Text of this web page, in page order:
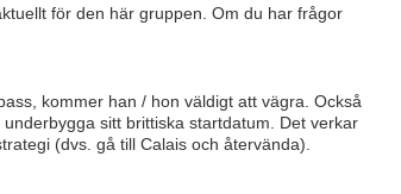
för den här gruppen. Om du har frågor
kommer han / hon väldigt att vägra. Också
sitt brittiska startdatum. Det verkar
(dvs. gå till Calais och återvända).